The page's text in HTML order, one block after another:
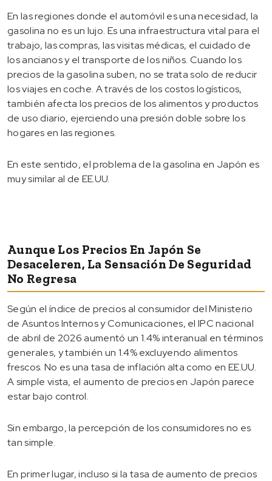
En las regiones donde el automóvil es una necesidad, la
gasolina no es un lujo. Es una infraestructura vital para el
trabajo, las compras, las visitas médicas, el cuidado de
los ancianos y el transporte de los niños. Cuando los
precios de la gasolina suben, no se trata solo de reducir
los viajes en coche. A través de los costos logísticos,
también afecta los precios de los alimentos y productos
de uso diario, ejerciendo una presión doble sobre los
hogares en las regiones.
En este sentido, el problema de la gasolina en Japón es
muy similar al de EE.UU.
Aunque Los Precios En Japón Se
Desaceleren, La Sensación De Seguridad
No Regresa
Según el índice de precios al consumidor del Ministerio
de Asuntos Internos y Comunicaciones, el IPC nacional
de abril de 2026 aumentó un 1.4% interanual en términos
generales, y también un 1.4% excluyendo alimentos
frescos. No es una tasa de inflación alta como en EE.UU.
A simple vista, el aumento de precios en Japón parece
estar bajo control.
Sin embargo, la percepción de los consumidores no es
tan simple.
En primer lugar, incluso si la tasa de aumento de precios